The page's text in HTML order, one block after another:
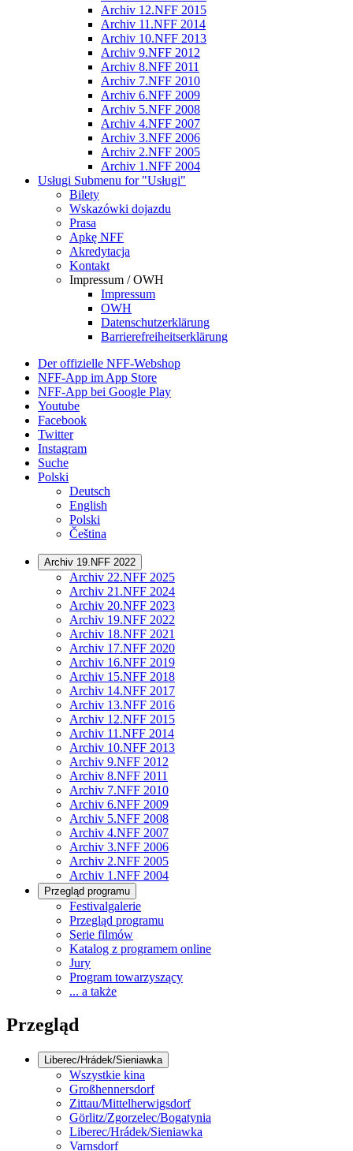
Archiv 12.NFF 2015
Archiv 11.NFF 2014
Archiv 10.NFF 2013
Archiv 9.NFF 2012
Archiv 8.NFF 2011
Archiv 7.NFF 2010
Archiv 6.NFF 2009
Archiv 5.NFF 2008
Archiv 4.NFF 2007
Archiv 3.NFF 2006
Archiv 2.NFF 2005
Archiv 1.NFF 2004
Usługi Submenu for "Usługi"
Bilety
Wskazówki dojazdu
Prasa
Apkę NFF
Akredytacja
Kontakt
Impressum / OWH
Impressum
OWH
Datenschutzerklärung
Barrierefreiheitserklärung
Der offizielle NFF-Webshop
NFF-App im App Store
NFF-App bei Google Play
Youtube
Facebook
Twitter
Instagram
Suche
Polski
Deutsch
English
Polski
Čeština
Archiv 19.NFF 2022
Archiv 22.NFF 2025
Archiv 21.NFF 2024
Archiv 20.NFF 2023
Archiv 19.NFF 2022
Archiv 18.NFF 2021
Archiv 17.NFF 2020
Archiv 16.NFF 2019
Archiv 15.NFF 2018
Archiv 14.NFF 2017
Archiv 13.NFF 2016
Archiv 12.NFF 2015
Archiv 11.NFF 2014
Archiv 10.NFF 2013
Archiv 9.NFF 2012
Archiv 8.NFF 2011
Archiv 7.NFF 2010
Archiv 6.NFF 2009
Archiv 5.NFF 2008
Archiv 4.NFF 2007
Archiv 3.NFF 2006
Archiv 2.NFF 2005
Archiv 1.NFF 2004
Przegląd programu
Festivalgalerie
Przegląd programu
Serie filmów
Katalog z programem online
Jury
Program towarzyszący
... a także
Przegląd
Liberec/Hrádek/Sieniawka
Wszystkie kina
Großhennersdorf
Zittau/Mittelherwigsdorf
Görlitz/Zgorzelec/Bogatynia
Liberec/Hrádek/Sieniawka
Varnsdorf